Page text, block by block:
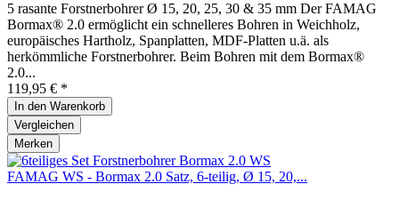
5 rasante Forstnerbohrer Ø 15, 20, 25, 30 & 35 mm Der FAMAG
Bormax® 2.0 ermöglicht ein schnelleres Bohren in Weichholz,
europäisches Hartholz, Spanplatten, MDF-Platten u.ä. als
herkömmliche Forstnerbohrer. Beim Bohren mit dem Bormax®
2.0...
119,95 € *
In den Warenkorb
Vergleichen
Merken
FAMAG WS - Bormax 2.0 Satz, 6-teilig, Ø 15, 20,...